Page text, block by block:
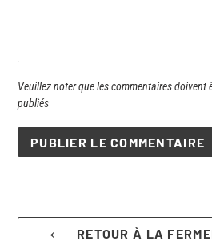
Veuillez noter que les commentaires doivent
publiés
RETOUR À LA